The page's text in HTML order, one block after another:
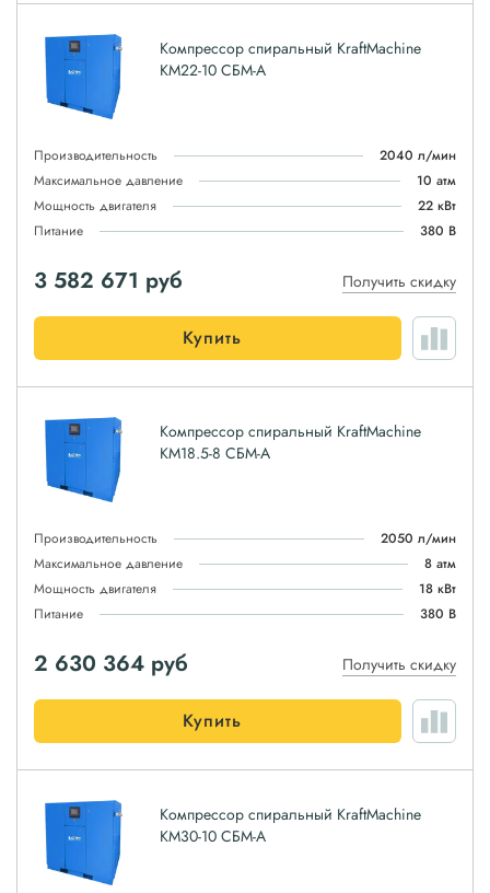
Компрессор спиральный KraftMachine
КМ22-10 СБМ-А
Производительность
2040 л/мин
Максимальное давление
10 атм
Мощность двигателя
22 кВт
Питание
380 В
3 582 671 руб Получить скидку
Купить
Компрессор спиральный KraftMachine
КМ18.5-8 СБМ-А
Производительность
2050 л/мин
Максимальное давление
8 атм
Мощность двигателя
18 кВт
Питание
380 В
2 630 364 руб Получить скидку
Купить
Компрессор спиральный KraftMachine
КМ30-10 СБМ-А